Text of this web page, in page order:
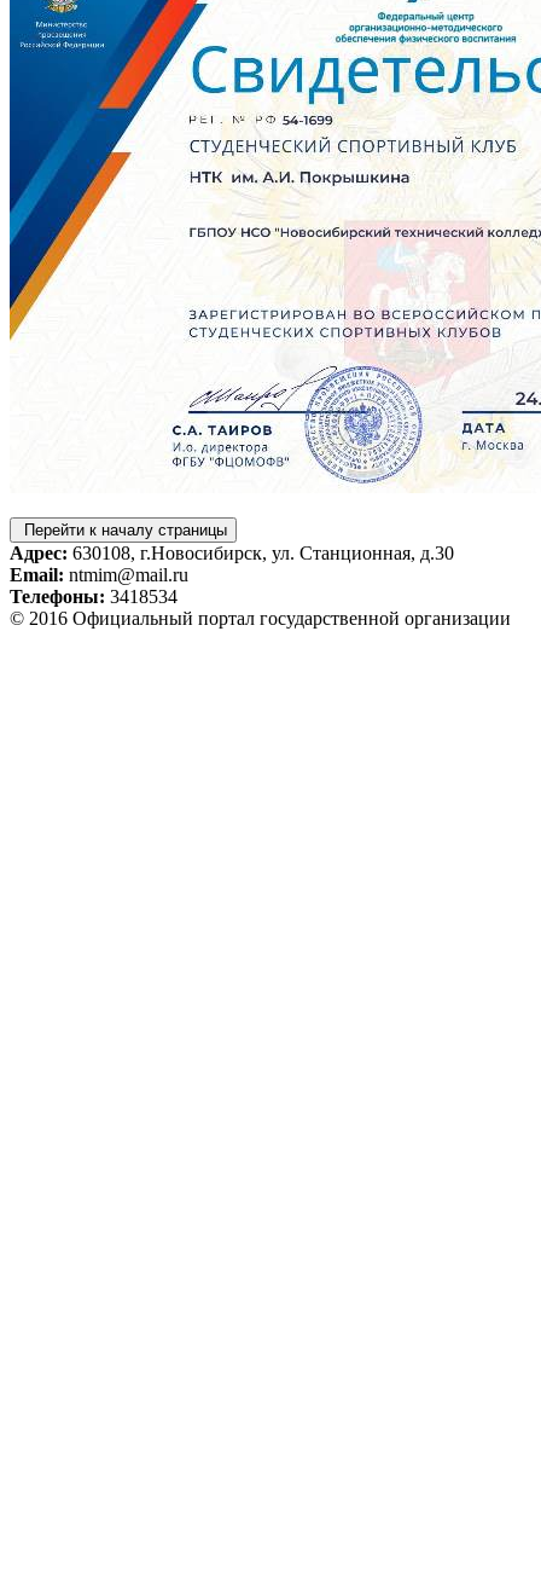
Перейти к началу страницы
Адрес: 630108, г.Новосибирск, ул. Станционная, д.30
Email: ntmim@mail.ru
Телефоны: 3418534
© 2016 Официальный портал государственной организации